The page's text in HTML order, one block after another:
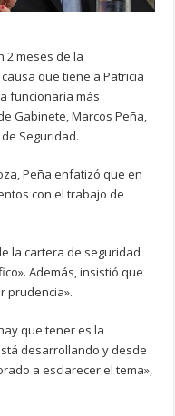
2 meses de la
que tiene a Patricia
funcionaria más
Gabinete, Marcos Peña,
Seguridad.
Peña enfatizó que en
con el trabajo de
la cartera de seguridad
Además, insistió que
prudencia».
que tener es la
desarrollando y desde
a esclarecer el tema»,